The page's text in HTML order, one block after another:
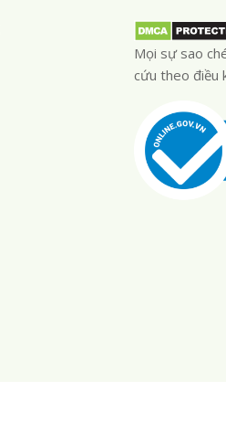
Mọi sự sao
cứu theo điều